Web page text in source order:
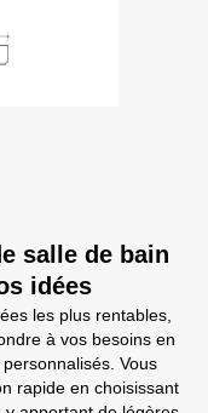
salle de bain
idées
les plus rentables,
à vos besoins en
Vous
rapide en choisissant